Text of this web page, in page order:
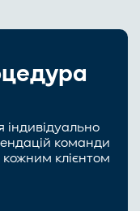
індивідуально
команди
кожним клієнтом